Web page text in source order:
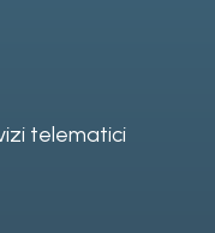
telematici